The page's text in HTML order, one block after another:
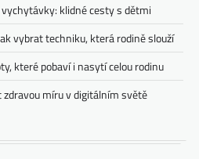
klidné cesty s dětmi
vybrat techniku, která rodině slouží
které pobaví i nasytí celou rodinu
zdravou míru v digitálním světě